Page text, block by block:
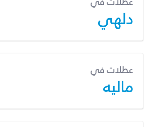
دلهي
عطلات في
ماليه